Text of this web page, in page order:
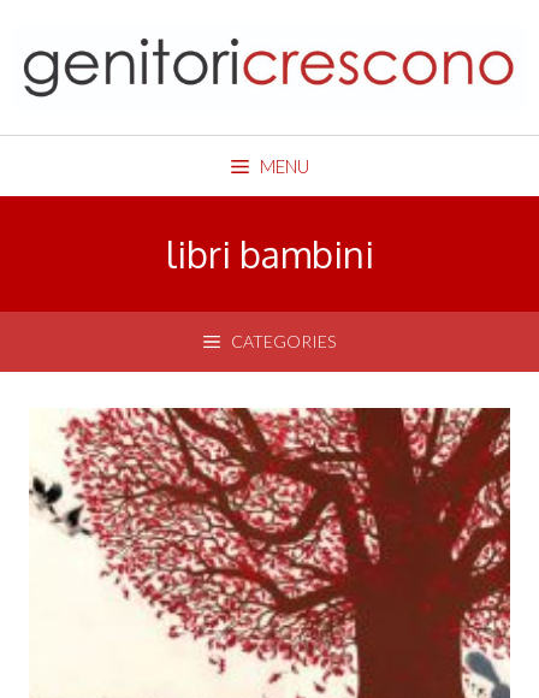
content
MENU
libri bambini
CATEGORIES